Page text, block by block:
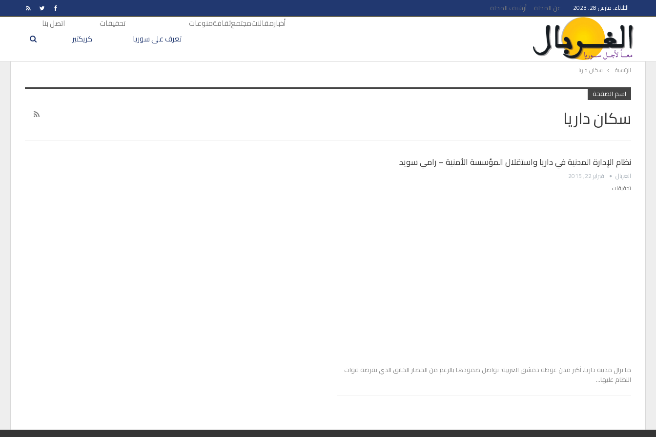
الثلاثاء, مارس 28, 2023 عن المجلة أرشيف المجلة
أخبارمقالاتمجتمعثقافةمنوعات
تعرف على سوريا
تحقيقات
كريكتير
اتصل بنا
الرئيسية سكان داريا
اسم الصفحة
سكان داريا
نظام الإدارة المدنية في داريا واستقلال المؤسسة الأمنية – رامي سويد
الغربال
فبراير 22, 2015
تحقيقات
ما تزال مدينة داريا، أكبر مدن غوطة دمشق الغربية؛ تواصل صمودها بالرغم من الحصار الخانق الذي تفرضه قوات
النظام عليها…